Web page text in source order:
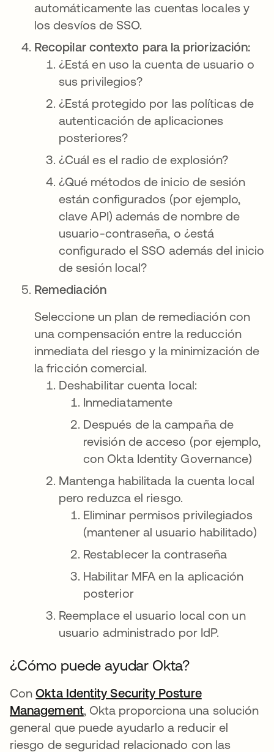
automáticamente las cuentas locales y
los desvíos de SSO.
Recopilar contexto para la priorización:
¿Está en uso la cuenta de usuario o
sus privilegios?
¿Está protegido por las políticas de
autenticación de aplicaciones
posteriores?
¿Cuál es el radio de explosión?
¿Qué métodos de inicio de sesión
están configurados (por ejemplo,
clave API) además de nombre de
usuario-contraseña, o ¿está
configurado el SSO además del inicio
de sesión local?
Remediación
Seleccione un plan de remediación con
una compensación entre la reducción
inmediata del riesgo y la minimización de
la fricción comercial.
Deshabilitar cuenta local:
Inmediatamente
Después de la campaña de
revisión de acceso (por ejemplo,
con Okta Identity Governance)
Mantenga habilitada la cuenta local
pero reduzca el riesgo.
Eliminar permisos privilegiados
(mantener al usuario habilitado)
Restablecer la contraseña
Habilitar MFA en la aplicación
posterior
Reemplace el usuario local con un
usuario administrado por IdP.
¿Cómo puede ayudar Okta?
ConOkta Identity Security Posture
Managementse abre en una pestaña nueva
, Okta proporciona una solución
general que puede ayudarlo a reducir el
riesgo de seguridad relacionado con las